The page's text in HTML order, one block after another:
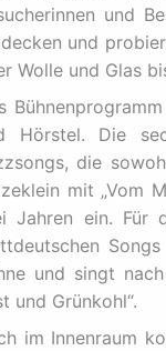
und
und
Wolle und Glas
Hörstel. Die
die
mit „Vom
Jahren ein. Für
und singt
und Grünkohl“.
im Innenraum